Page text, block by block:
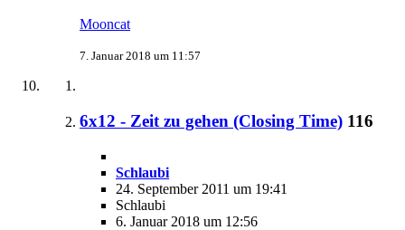
Mooncat
7. Januar 2018 um 11:57
6x12 - Zeit zu gehen (Closing Time) 116
Schlaubi
24. September 2011 um 19:41
Schlaubi
6. Januar 2018 um 12:56